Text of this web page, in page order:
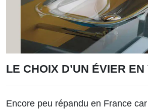
LE CHOIX D’UN ÉVIER
Encore peu répandu en France